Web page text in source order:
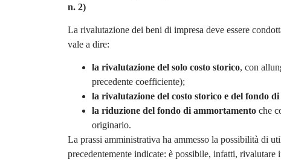
n. 2)
La rivalutazione dei beni di impresa deve essere
vale a dire:
la rivalutazione del solo costo storico, con
precedente coefficiente);
la rivalutazione del costo storico e del fondo
la riduzione del fondo di ammortamento che
originario.
La prassi amministrativa ha ammesso la possibilità di
precedentemente indicate: è possibile, infatti,